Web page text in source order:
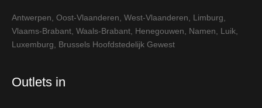
Antwerpen Oost-Vlaanderen West-Vlaanderen Limburg
Vlaams-Brabant Waals-Brabant Henegouwen Namen Luik
Luxemburg
Brussels Hoofdstedelijk Gewest
Outlets in